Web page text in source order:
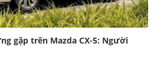
gặp trên Mazda CX-5: Người